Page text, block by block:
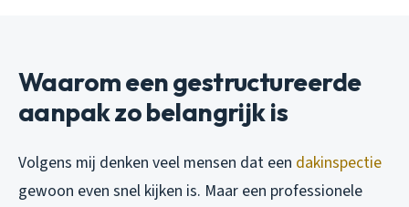
Waarom een gestructureerde
aanpak zo belangrijk is
Volgens mij denken veel mensen dat een dakinspectie
gewoon even snel kijken is. Maar een professionele